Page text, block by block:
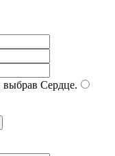
выбрав Сердце.